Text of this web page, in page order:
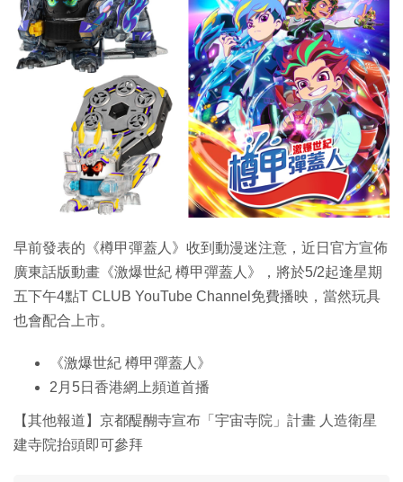
EduTech
IT Times
生成式AI與雲端應用
Enterprise Digital Transformation
早前發表的《樽甲彈蓋人》收到動漫迷注意，近日官方宣佈
廣東話版動畫《激爆世紀 樽甲彈蓋人》，將於5/2起逢星期
五下午4點T CLUB YouTube Channel免費播映，當然玩具
也會配合上市。
《激爆世紀 樽甲彈蓋人》
2月5日香港網上頻道首播
【其他報道】京都醍醐寺宣布「宇宙寺院」計畫 人造衛星
建寺院抬頭即可參拜